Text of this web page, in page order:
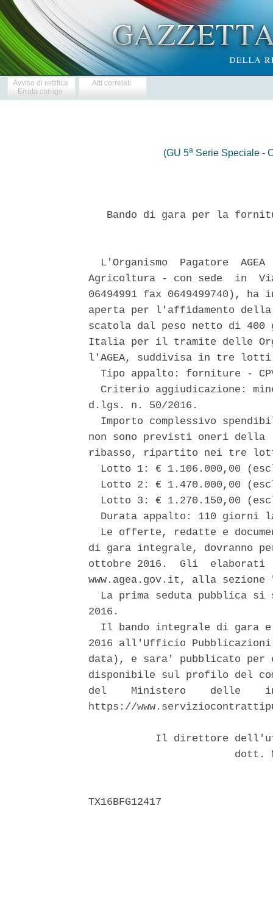
Avviso di rettifica
Errata corrige
Atti correlati
(GU 5a Serie Speciale -
Bando di gara per la
L'Organismo  Pagatore  AGEA
Agricoltura - con sede  in
06494991 fax 0649499740),
aperta per l'affidamento
scatola dal peso netto di
Italia per il tramite delle
l'AGEA, suddivisa in tre
Tipo appalto: forniture -
Criterio aggiudicazione:
d.lgs. n. 50/2016.
Importo complessivo
non sono previsti oneri
ribasso, ripartito nei tre
Lotto 1: € 1.106.000,00
Lotto 2: € 1.470.000,00
Lotto 3: € 1.270.150,00
Durata appalto: 110 giorni
Le offerte, redatte e
di gara integrale, dovranno
ottobre 2016.  Gli
www.agea.gov.it, alla
La prima seduta pubblica si
2016.
Il bando integrale di gara
2016 all'Ufficio
data), e sara' pubblicato
disponibile sul profilo del
del    Ministero    delle
https://
Il direttore